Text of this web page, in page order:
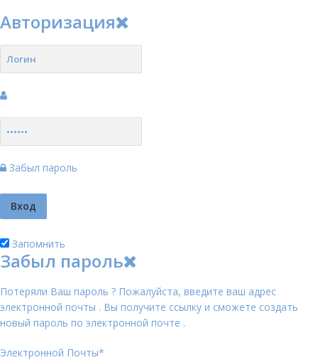
Авторизация
Забыл пароль
Запомнить
Забыл пароль
Потеряли Ваш пароль ? Пожалуйста, введите ваш адрес
электронной почты . Вы получите ссылку и сможете создать
новый пароль по электронной почте .
Электронной Почты*